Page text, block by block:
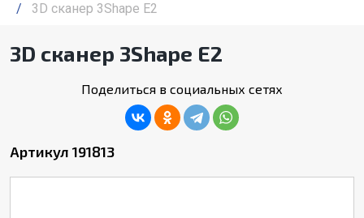
/
3D сканер 3Shape E2
3D сканер 3Shape E2
Поделиться в социальных сетях
Артикул 191813